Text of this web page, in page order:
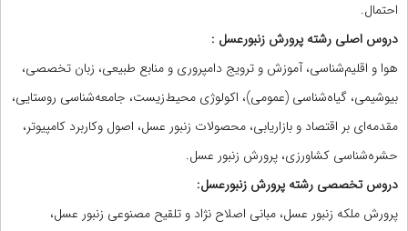
احتمال.
دروس اصلی رشته پرورش زنبورعسل :
هوا و اقلیم‌شناسی، آموزش و ترویج دامپروری و منابع طبیعی، زبان تخصصی،
بیوشیمی، گیاه‌شناسی (عمومی)، اکولوژی محیط‌زیست، جامعه‌شناسی روستایی،
مقدمه‌ای بر اقتصاد و بازاریابی، محصولات زنبور عسل، اصول وکاربرد کامپیوتر،
حشره‌شناسی کشاورزی، پرورش زنبور عسل.
دروس تخصصی رشته پرورش زنبورعسل:
پرورش ملکه زنبور عسل، مبانی اصلاح نژاد و تلقیح مصنوعی زنبور عسل،